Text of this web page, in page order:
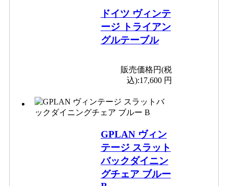
ドイツ ヴィンテ
ージ トライアン
グルテーブル
販売価格円(税
込):17,600 円
GPLAN ヴィン
テージ スラット
バックダイニン
グチェア ブルー